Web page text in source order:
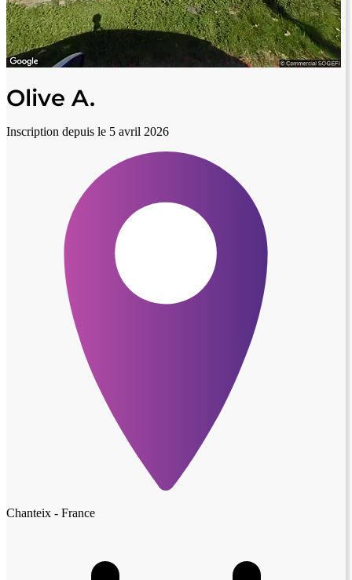
Olive A.
Inscription depuis le 5 avril 2026
Chanteix - France